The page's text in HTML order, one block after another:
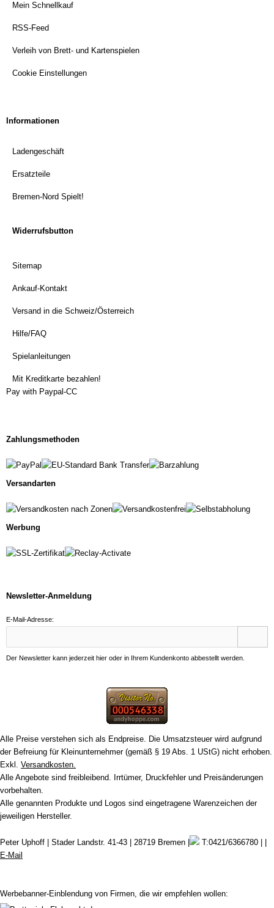
Mein Schnellkauf
RSS-Feed
Verleih von Brett- und Kartenspielen
Cookie Einstellungen
Informationen
Ladengeschäft
Ersatzteile
Bremen-Nord Spielt!
Widerrufsbutton
Sitemap
Ankauf-Kontakt
Versand in die Schweiz/Österreich
Hilfe/FAQ
Spielanleitungen
Mit Kreditkarte bezahlen!
Pay with Paypal-CC
Zahlungsmethoden
Versandarten
Werbung
Newsletter-Anmeldung
E-Mail-Adresse:
Der Newsletter kann jederzeit hier oder in Ihrem Kundenkonto abbestellt werden.
Alle Preise verstehen sich als Endpreise. Die Umsatzsteuer wird aufgrund
der Befreiung für Kleinunternehmer (gemäß § 19 Abs. 1 UStG) nicht erhoben.
Exkl. Versandkosten.
Alle Angebote sind freibleibend. Irrtümer, Druckfehler und Preisänderungen
vorbehalten.
Alle genannten Produkte und Logos sind eingetragene Warenzeichen der
jeweiligen Hersteller.
Peter Uphoff | Stader Landstr. 41-43 | 28719 Bremen |
T:0421/6366780 | |
E-Mail
Werbebanner-Einblendung von Firmen, die wir empfehlen wollen: